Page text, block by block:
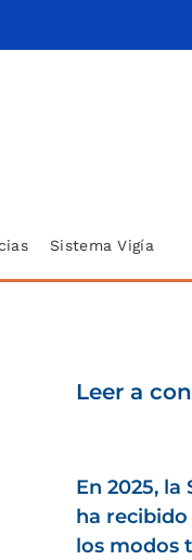
Sistema Vigía
Leer a
En 2025,
ha recibido
los modos